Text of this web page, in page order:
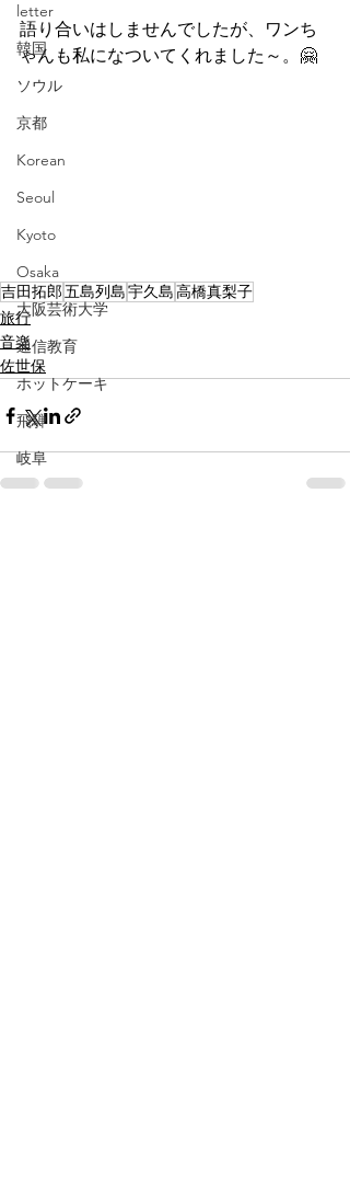
letter
韓国
ソウル
京都
Korean
Seoul
Kyoto
Osaka
大阪芸術大学
通信教育
ホットケーキ
飛騨
岐阜
pancake
語り合いはしませんでしたが、ワンち
ゃんも私になついてくれました～。🤗
吉田拓郎五島列島宇久島高橋真梨子
旅行
音楽
佐世保